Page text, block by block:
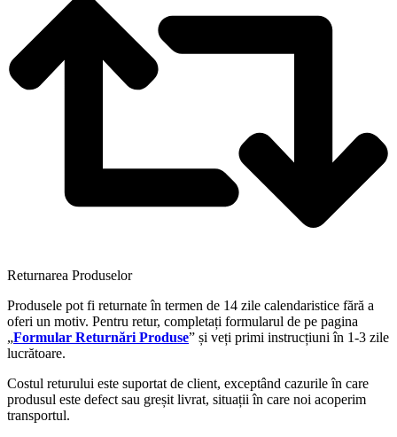
Returnarea Produselor
Produsele pot fi returnate în termen de 14 zile calendaristice fără a
oferi un motiv. Pentru retur, completați formularul de pe pagina
„Formular Returnări Produse” și veți primi instrucțiuni în 1-3 zile
lucrătoare.
Costul returului este suportat de client, exceptând cazurile în care
produsul este defect sau greșit livrat, situații în care noi acoperim
transportul.